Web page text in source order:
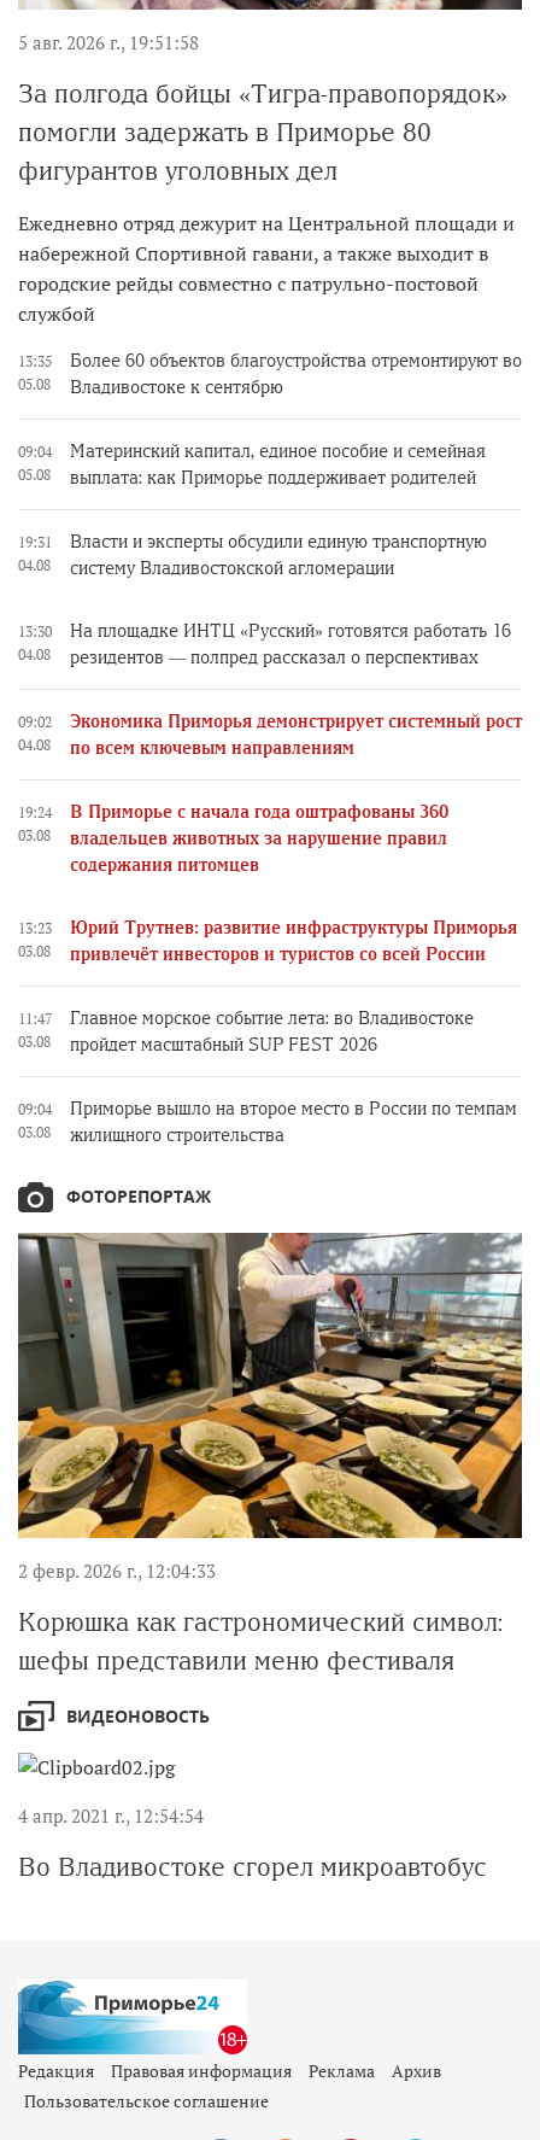
5 авг. 2026 г., 19:51:58
За полгода бойцы «Тигра-правопорядок»
помогли задержать в Приморье 80
фигурантов уголовных дел
Ежедневно отряд дежурит на Центральной площади и
набережной Спортивной гавани, а также выходит в
городские рейды совместно с патрульно-постовой
службой
13:35
05.08
Более 60 объектов благоустройства отремонтируют во
Владивостоке к сентябрю
09:04
05.08
Материнский капитал, единое пособие и семейная
выплата: как Приморье поддерживает родителей
19:31
04.08
Власти и эксперты обсудили единую транспортную
систему Владивостокской агломерации
13:30
04.08
На площадке ИНТЦ «Русский» готовятся работать 16
резидентов — полпред рассказал о перспективах
09:02
04.08
Экономика Приморья демонстрирует системный рост
по всем ключевым направлениям
19:24
03.08
В Приморье с начала года оштрафованы 360
владельцев животных за нарушение правил
содержания питомцев
13:23
03.08
Юрий Трутнев: развитие инфраструктуры Приморья
привлечёт инвесторов и туристов со всей России
11:47
03.08
Главное морское событие лета: во Владивостоке
пройдет масштабный SUP FEST 2026
09:04
03.08
Приморье вышло на второе место в России по темпам
жилищного строительства
ФОТОРЕПОРТАЖ
2 февр. 2026 г., 12:04:33
Корюшка как гастрономический символ:
шефы представили меню фестиваля
ВИДЕОНОВОСТЬ
4 апр. 2021 г., 12:54:54
Во Владивостоке сгорел микроавтобус
Редакция Правовая информация Реклама
Архив
Пользовательское соглашение